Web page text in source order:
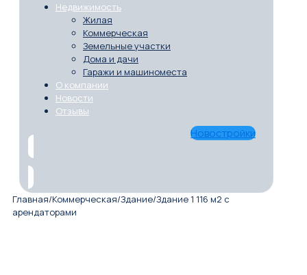
Недвижимость
Жилая
Коммерческая
Земельные участки
Дома и дачи
Гаражи и машиноместа
О компании
Новости
Отзывы
Новостройки
Главная/Коммерческая/Здание/Здание 1 116 м2 с
арендаторами